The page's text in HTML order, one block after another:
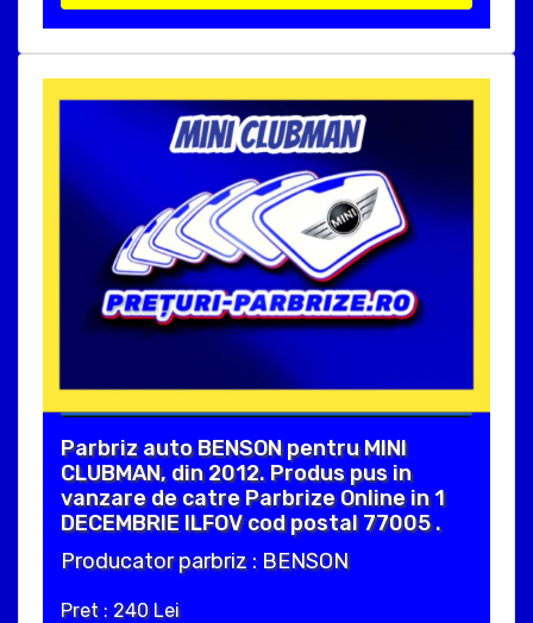
Parbriz auto BENSON pentru MINI
CLUBMAN, din 2012. Produs pus in
vanzare de catre Parbrize Online in 1
DECEMBRIE ILFOV cod postal 77005 .
Producator parbriz : BENSON
Pret : 240 Lei